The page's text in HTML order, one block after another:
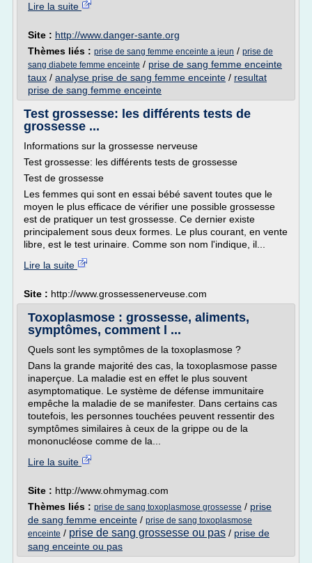
Lire la suite
Site : http://www.danger-sante.org
Thèmes liés : prise de sang femme enceinte a jeun / prise de
sang diabete femme enceinte / prise de sang femme enceinte
taux / analyse prise de sang femme enceinte / resultat
prise de sang femme enceinte
Test grossesse: les différents tests de
grossesse ...
Informations sur la grossesse nerveuse
Test grossesse: les différents tests de grossesse
Test de grossesse
Les femmes qui sont en essai bébé savent toutes que le
moyen le plus efficace de vérifier une possible grossesse
est de pratiquer un test grossesse. Ce dernier existe
principalement sous deux formes. Le plus courant, en vente
libre, est le test urinaire. Comme son nom l'indique, il...
Lire la suite
Site : http://www.grossessenerveuse.com
Toxoplasmose : grossesse, aliments,
symptômes, comment l ...
Quels sont les symptômes de la toxoplasmose ?
Dans la grande majorité des cas, la toxoplasmose passe
inaperçue. La maladie est en effet le plus souvent
asymptomatique. Le système de défense immunitaire
empêche la maladie de se manifester. Dans certains cas
toutefois, les personnes touchées peuvent ressentir des
symptômes similaires à ceux de la grippe ou de la
mononucléose comme de la...
Lire la suite
Site : http://www.ohmymag.com
Thèmes liés : prise de sang toxoplasmose grossesse / prise
de sang femme enceinte / prise de sang toxoplasmose
enceinte / prise de sang grossesse ou pas / prise de
sang enceinte ou pas